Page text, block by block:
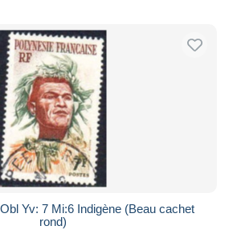
Yv: 7 Mi:6 Indigène (Beau cachet
rond)